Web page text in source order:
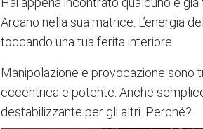
Arcano nella sua matrice. L’energia
toccando una tua ferita interiore.
Manipolazione e provocazione sono
eccentrica e potente. Anche
destabilizzante per gli altri. Perché?